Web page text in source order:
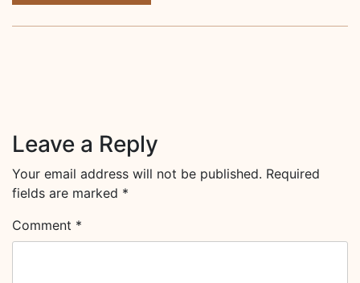
Leave a Reply
Your email address will not be published. Required
fields are marked *
Comment *